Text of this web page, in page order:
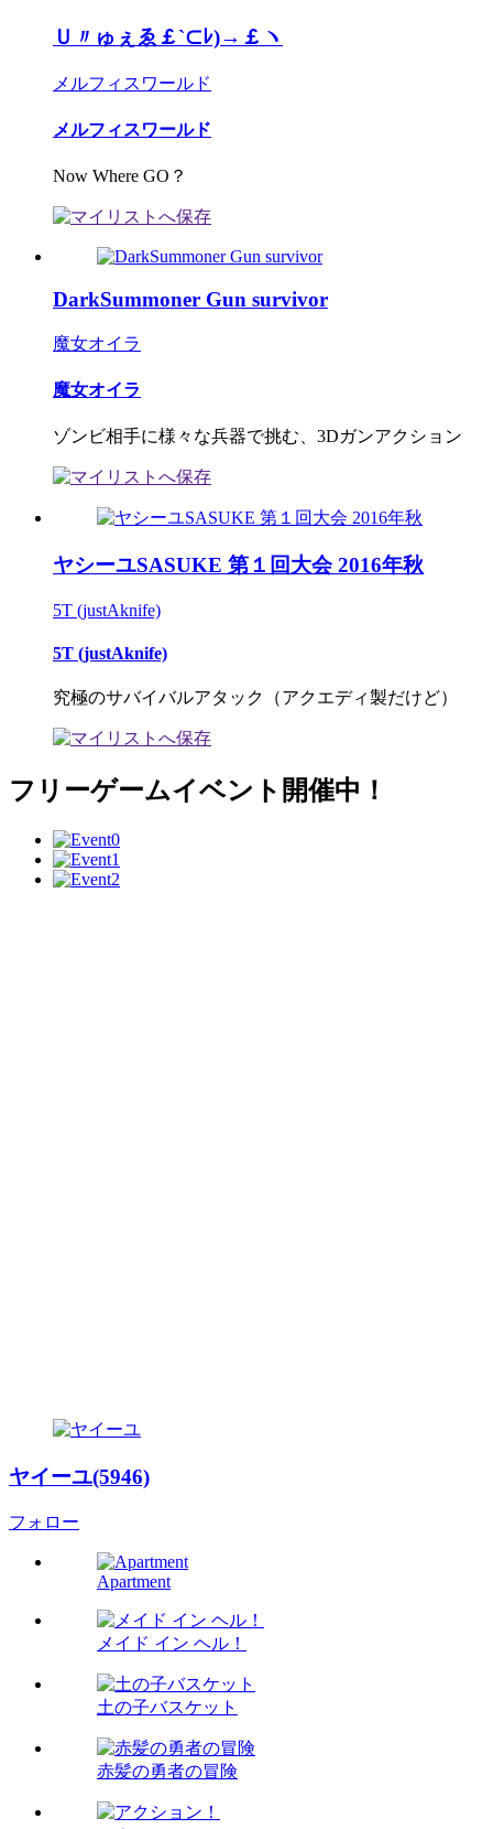
Ｕ〃ゅぇゑ￡`⊂ﾚ)→￡ヽ
メルフィスワールド
メルフィスワールド
Now Where GO？
DarkSummoner Gun survivor
魔女オイラ
魔女オイラ
ゾンビ相手に様々な兵器で挑む、3Dガンアクション
ヤシーユSASUKE 第１回大会 2016年秋
5T (justAknife)
5T (justAknife)
究極のサバイバルアタック（アクエディ製だけど）
フリーゲームイベント開催中！
ヤイーユ(5946)
フォロー
Apartment
メイド イン ヘル！
土の子バスケット
赤髪の勇者の冒険